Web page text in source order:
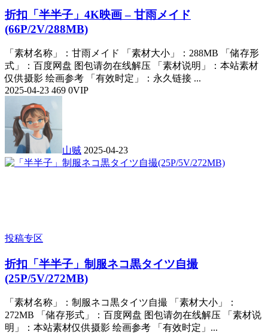
折扣 「半半子」4K映画 – 甘雨メイド
(66P/2V/288MB)
「素材名称」：甘雨メイド 「素材大小」：288MB 「储存形
式」：百度网盘 图包请勿在线解压 「素材说明」：本站素材
仅供摄影 绘画参考 「有效时定」：永久链接 ...
2025-04-23 469 0VIP
山贼 2025-04-23
投稿专区
折扣 「半半子」制服ネコ‍黒タイツ自撮
(25P/5V/272MB)
「素材名称」：制服ネコ‍黒タイツ自撮 「素材大小」：
272MB 「储存形式」：百度网盘 图包请勿在线解压 「素材说
明」：本站素材仅供摄影 绘画参考 「有效时定」...